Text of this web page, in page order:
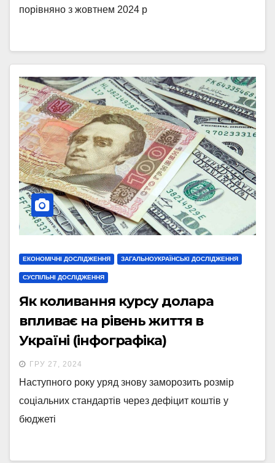
порівняно з жовтнем 2024 р
ЕКОНОМІЧНІ ДОСЛІДЖЕННЯ ЗАГАЛЬНОУКРАЇНСЬКІ ДОСЛІДЖЕННЯ
СУСПІЛЬНІ ДОСЛІДЖЕННЯ
Як коливання курсу долара
впливає на рівень життя в
Україні (інфографіка)
ГРУ 27, 2024
Наступного року уряд знову заморозить розмір
соціальних стандартів через дефіцит коштів у
бюджеті